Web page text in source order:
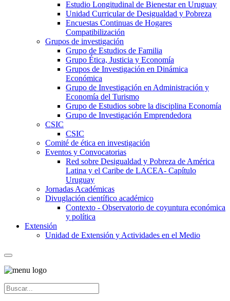
Estudio Longitudinal de Bienestar en Uruguay
Unidad Curricular de Desigualdad y Pobreza
Encuestas Continuas de Hogares
Compatibilización
Grupos de investigación
Grupo de Estudios de Familia
Grupo Ética, Justicia y Economía
Grupos de Investigación en Dinámica
Económica
Grupo de Investigación en Administración y
Economía del Turismo
Grupo de Estudios sobre la disciplina Economía
Grupo de Investigación Emprendedora
CSIC
CSIC
Comité de ética en investigación
Eventos y Convocatorias
Red sobre Desigualdad y Pobreza de América
Latina y el Caribe de LACEA- Capítulo
Uruguay
Jornadas Académicas
Divuglación científico académico
Contexto - Observatorio de coyuntura económica
y política
Extensión
Unidad de Extensión y Actividades en el Medio